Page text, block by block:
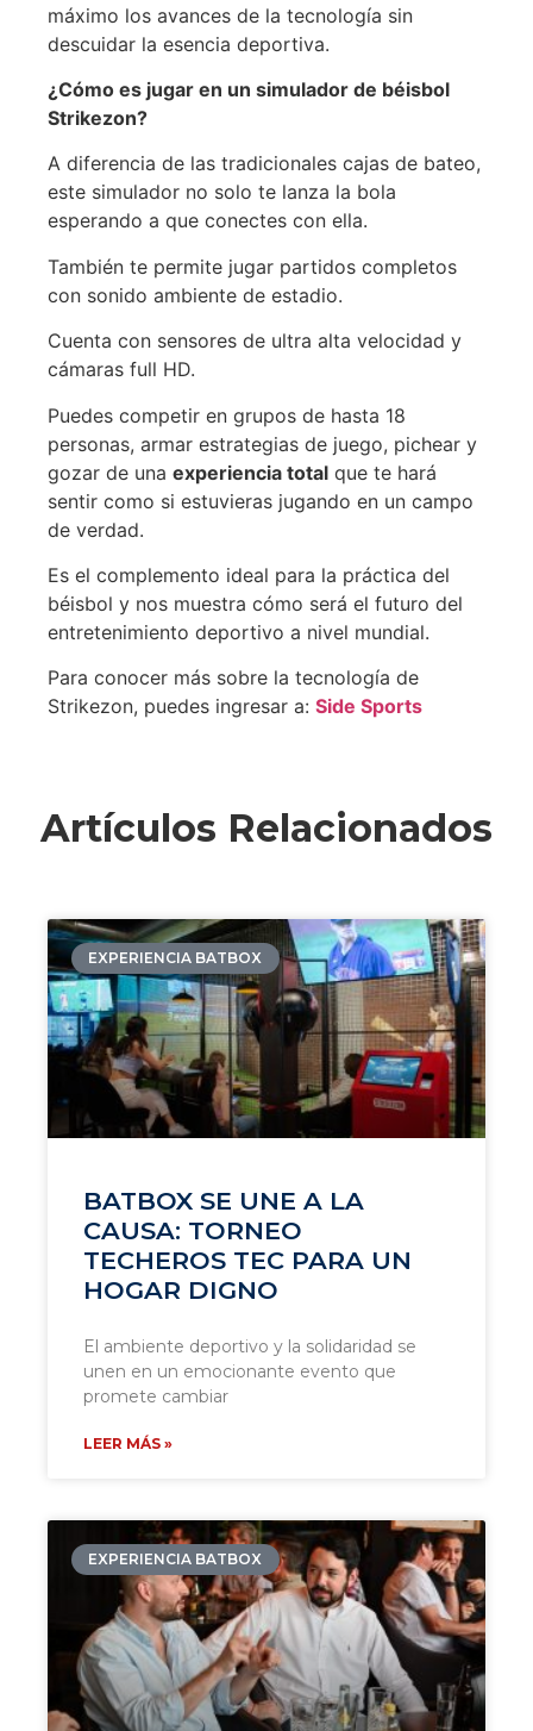
máximo los avances de la tecnología sin
descuidar la esencia deportiva.
¿Cómo es jugar en un simulador de béisbol
Strikezon?
A diferencia de las tradicionales cajas de bateo,
este simulador no solo te lanza la bola
esperando a que conectes con ella.
También te permite jugar partidos completos
con sonido ambiente de estadio.
Cuenta con sensores de ultra alta velocidad y
cámaras full HD.
Puedes competir en grupos de hasta 18
personas, armar estrategias de juego, pichear y
gozar de una experiencia total que te hará
sentir como si estuvieras jugando en un campo
de verdad.
Es el complemento ideal para la práctica del
béisbol y nos muestra cómo será el futuro del
entretenimiento deportivo a nivel mundial.
Para conocer más sobre la tecnología de
Strikezon, puedes ingresar a: Side Sports
Artículos Relacionados
EXPERIENCIA BATBOX
BATBOX SE UNE A LA
CAUSA: TORNEO
TECHEROS TEC PARA UN
HOGAR DIGNO
El ambiente deportivo y la solidaridad se
unen en un emocionante evento que
promete cambiar
LEER MÁS »
EXPERIENCIA BATBOX